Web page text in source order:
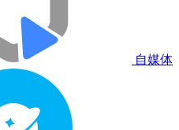
自媒体